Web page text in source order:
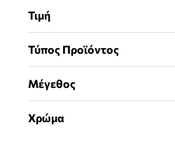
Τιμή
Τύπος Προϊόντος
Μέγεθος
Χρώμα